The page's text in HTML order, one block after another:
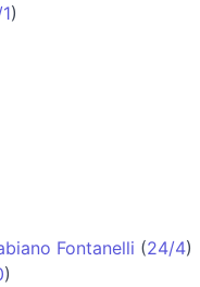
)
Fontanelli (24/4)
)